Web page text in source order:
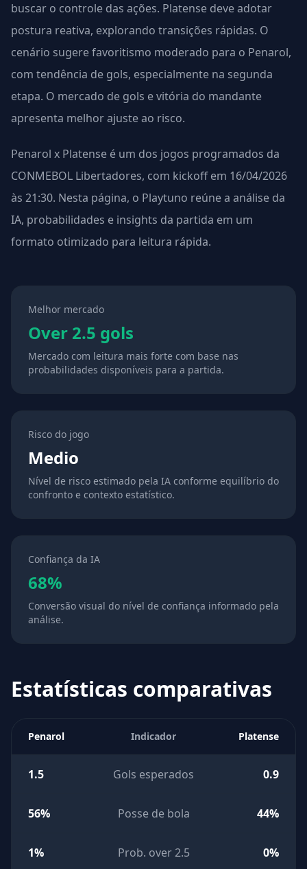
buscar o controle das ações. Platense deve adotar
postura reativa, explorando transições rápidas. O
cenário sugere favoritismo moderado para o Penarol,
com tendência de gols, especialmente na segunda
etapa. O mercado de gols e vitória do mandante
apresenta melhor ajuste ao risco.
Penarol x Platense é um dos jogos programados da
CONMEBOL Libertadores, com kickoff em 16/04/2026
às 21:30. Nesta página, o Playtuno reúne a análise da
IA, probabilidades e insights da partida em um
formato otimizado para leitura rápida.
Melhor mercado
Over 2.5 gols
Mercado com leitura mais forte com base nas
probabilidades disponíveis para a partida.
Risco do jogo
Medio
Nível de risco estimado pela IA conforme equilíbrio do
confronto e contexto estatístico.
Confiança da IA
68%
Conversão visual do nível de confiança informado pela
análise.
Estatísticas comparativas
Penarol Indicador Platense
1.5 Gols esperados 0.9
56% Posse de bola 44%
1% Prob. over 2.5 0%